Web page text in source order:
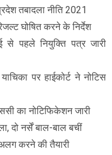
तबादला नीति 2021
घोषित करने के निर्देश
से पहले नियुक्ति पत्र जारी
पर हाईकोर्ट ने नोटिस
का नोटिफिकेशन जारी
दो नर्सें बाल-बाल बचीं
करने की तैयारी